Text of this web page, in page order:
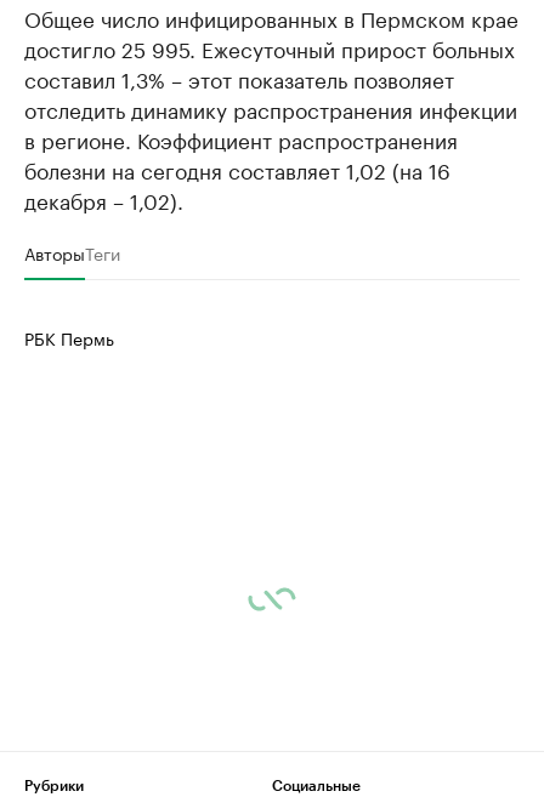
Общее число инфицированных в Пермском крае
достигло 25 995. Ежесуточный прирост больных
составил 1,3% – этот показатель позволяет
отследить динамику распространения инфекции
в регионе. Коэффициент распространения
болезни на сегодня составляет 1,02 (на 16
декабря – 1,02).
АвторыТеги
РБК Пермь
Рубрики
Социальные